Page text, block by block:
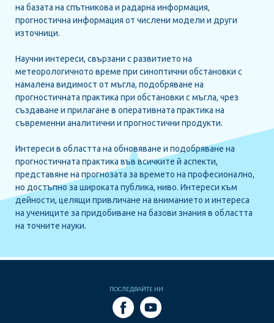
на базата на спътникова и радарна информация,
прогностична информация от числени модели и други
източници.
Научни интереси, свързани с развитието на
метеорологичното време при синоптични обстановки с
намалена видимост от мъгла, подобряване на
прогностичната практика при обстановки с мъгла, чрез
създаване и прилагане в оперативната практика на
съвременни аналитични и прогностични продукти.
Интереси в областта на обновяване и подобряване на
прогностичната практика във всичките й аспекти,
представяне на прогнозата за времето на професионално,
но достъпно за широката публика, ниво. Интереси към
дейности, целящи привличане на вниманието и интереса
на учениците за придобиване на базови знания в областта
на точните науки.
ПОСЛЕДВАЙТЕ НИ